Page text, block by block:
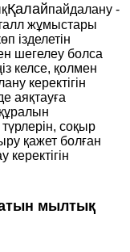
Қалайпайдалану -
жұмыстары
ізделетін
шегелеу болса
келсе, қолмен
керектігін
аяқтауға
соқыр
қажет болған
мылтық